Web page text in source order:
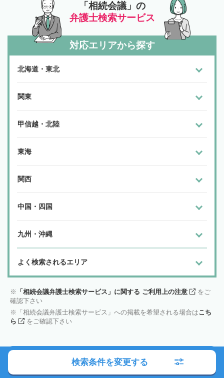
「相続会議」の
弁護士検索サービス
対応エリアから探す
北海道・東北
関東
甲信越・北陸
東海
関西
中国・四国
九州・沖縄
よく検索されるエリア
「相続会議弁護士検索サービス」に関する ご利用上の注意
をご
確認下さい
「相続会議弁護士検索サービス」への掲載を希望される場合はこち
ら
をご確認下さい
市区町村から 弁護士を探す
検索条件を変更する